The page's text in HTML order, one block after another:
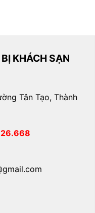
KHÁCH SẠN
Tân Tạo, Thành